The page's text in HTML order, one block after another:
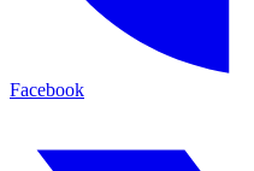
Facebook